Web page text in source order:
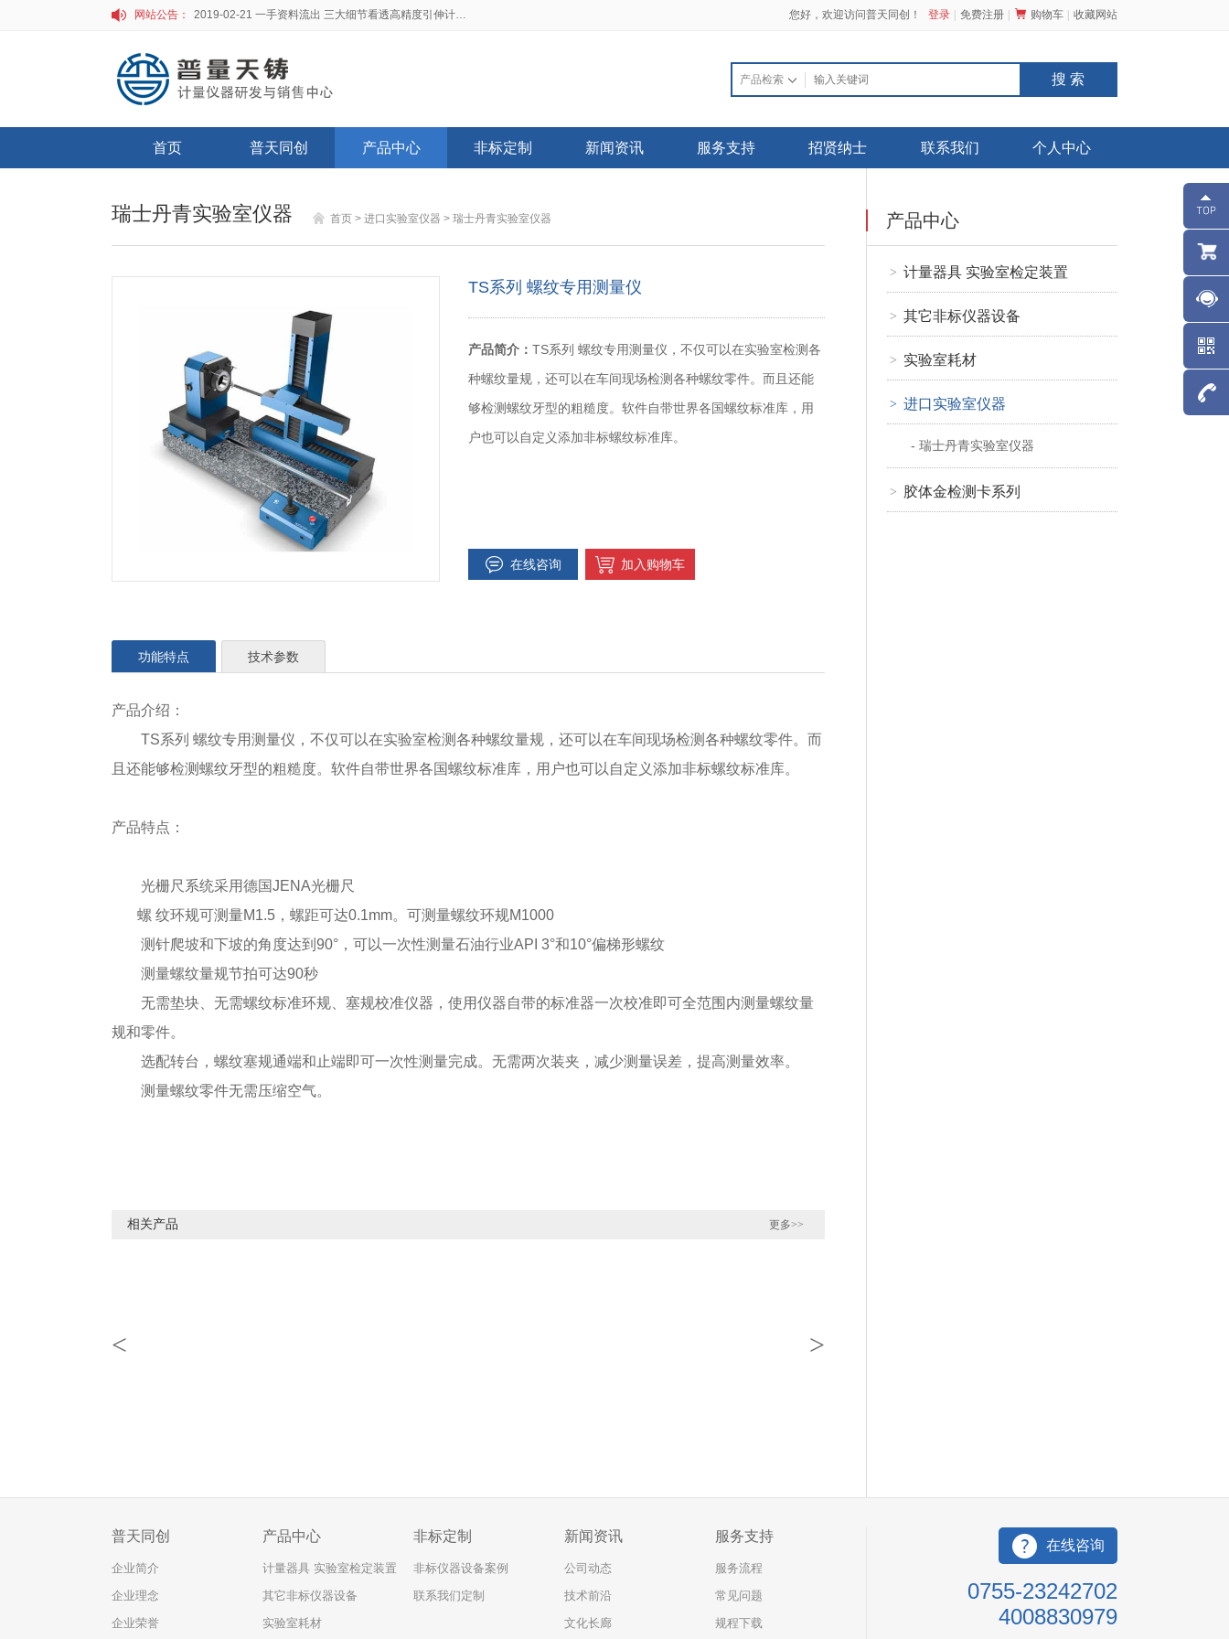
网站公告： 2019-02-21 一手资料流出 三大细节看透高精度引伸计标定仪 您好，欢迎访问普天同创！ 登录 免费注册 购物车 收藏网站
首页 普天同创 产品中心 非标定制 新闻资讯 服务支持 招贤纳士 联系我们 个人中心
瑞士丹青实验室仪器 首页 > 进口实验室仪器 > 瑞士丹青实验室仪器
TS系列 螺纹专用测量仪
产品简介： TS系列 螺纹专用测量仪，不仅可以在实验室检测各
种螺纹量规，还可以在车间现场检测各种螺纹零件。而且还能
够检测螺纹牙型的粗糙度。软件自带世界各国螺纹标准库，用
户也可以自定义添加非标螺纹标准库。
在线咨询 加入购物车
功能特点 技术参数
产品介绍：
TS系列 螺纹专用测量仪，不仅可以在实验室检测各种螺纹量规，还可以在车间现场检测各种螺纹零件。而
且还能够检测螺纹牙型的粗糙度。软件自带世界各国螺纹标准库，用户也可以自定义添加非标螺纹标准库。
产品特点：
光栅尺系统采用德国JENA光栅尺
螺 纹环规可测量M1.5，螺距可达0.1mm。可测量螺纹环规M1000
测针爬坡和下坡的角度达到90°，可以一次性测量石油行业API 3°和10°偏梯形螺纹
测量螺纹量规节拍可达90秒
无需垫块、无需螺纹标准环规、塞规校准仪器，使用仪器自带的标准器一次校准即可全范围内测量螺纹量
规和零件。
选配转台，螺纹塞规通端和止端即可一次性测量完成。无需两次装夹，减少测量误差，提高测量效率。
测量螺纹零件无需压缩空气。
相关产品 更多>>
< >
产品中心
> 计量器具 实验室检定装置
> 其它非标仪器设备
> 实验室耗材
> 进口实验室仪器
- 瑞士丹青实验室仪器
> 胶体金检测卡系列
普天同创
企业简介
企业理念
企业荣誉
产品中心
计量器具 实验室检定装置
其它非标仪器设备
实验室耗材
非标定制
非标仪器设备案例
联系我们定制
新闻资讯
公司动态
技术前沿
文化长廊
服务支持
服务流程
常见问题
规程下载
在线咨询
0755-23242702
4008830979